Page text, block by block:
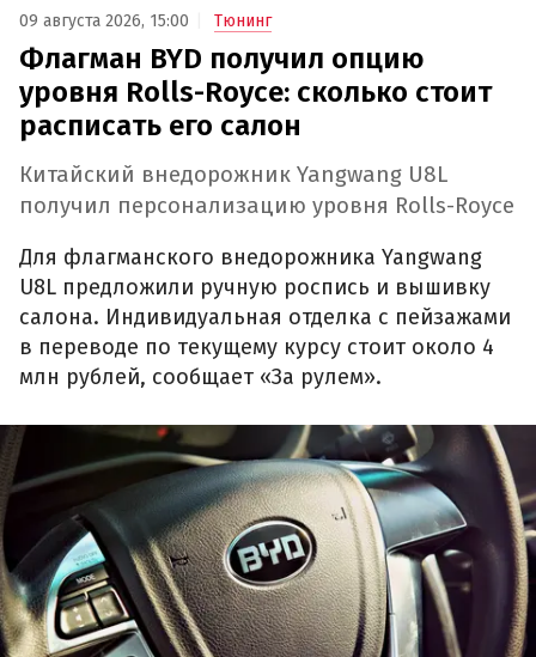
09 августа 2026, 15:00 Тюнинг
Флагман BYD получил опцию
уровня Rolls-Royce: сколько стоит
расписать его салон
Китайский внедорожник Yangwang U8L
получил персонализацию уровня Rolls-Royce
Для флагманского внедорожника Yangwang
U8L предложили ручную роспись и вышивку
салона. Индивидуальная отделка с пейзажами
в переводе по текущему курсу стоит около 4
млн рублей, сообщает «За рулем».